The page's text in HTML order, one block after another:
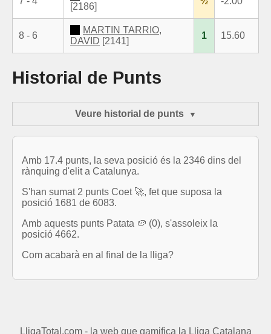
[2186]
8 - 6
MARTIN TARRIO,
DAVID [2141]
1 15.60
Historial de Punts
Veure historial de punts
Amb 17.4 punts, la seva posició és la 2346 dins del
rànquing d'elit a Catalunya.
S'han sumat 2 punts Coet 🚀, fet que suposa la
posició 1681 de 6083.
Amb aquests punts Patata 🥔 (0), s'assoleix la
posició 4662.
Com acabarà en al final de la lliga?
LligaTotal.com - la web que gamifica la Lliga Catalana